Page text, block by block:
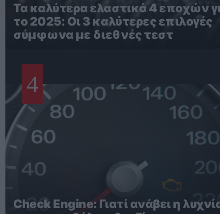
Τα καλύτερα ελαστικά 4 εποχών
το 2025: Οι 3 καλύτερες επιλογές
σύμφωνα με διεθνές τεστ
4
Check Engine: Γιατί ανάβει η